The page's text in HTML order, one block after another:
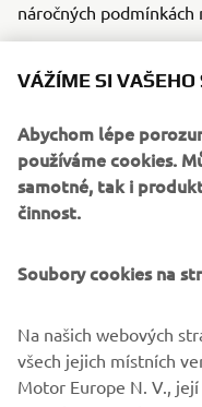
náročných podmínkách
Toto partnerství
technickou spolupráci.
Odráží společnou
Yamaha umožňují
podávat maximální
nejvyšší úrovni.
Kampaň začne první
Následovat budou
America's Cup v létě
VÁŽÍME SI VAŠEHO
Abychom lépe
používáme cookies.
samotné, tak i
činnost.
Soubory cookies na
Na našich webových
všech jejich místních
Motor Europe N. V.,